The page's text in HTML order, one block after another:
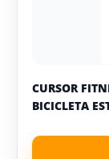
CURSOR
BICICLETA